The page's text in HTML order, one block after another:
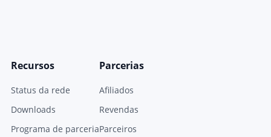
Recursos
Status da rede
Downloads
Programa de parceria
Parcerias
Afiliados
Revendas
Parceiros